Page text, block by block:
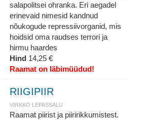
salapolitsei ohranka. Eri aegadel
erinevaid nimesid kandnud
nõukogude repressiivorganid, mis
hoidsid oma raudses terrori ja
hirmu haardes
Hind 14,25 €
Raamat on läbimüüdud!
RIIGIPIIR
VIRKKO LEPASSALU
Raamat piirist ja piiririkkumistest.